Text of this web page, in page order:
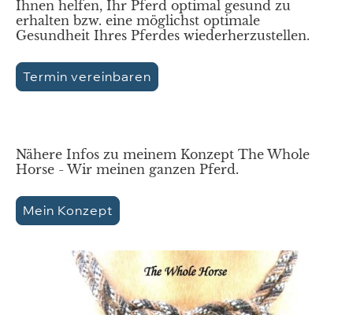
Ihnen helfen, Ihr Pferd optimal gesund zu
erhalten bzw. eine möglichst optimale
Gesundheit Ihres Pferdes wiederherzustellen.
Termin vereinbaren
Nähere Infos zu meinem Konzept The Whole
Horse - Wir meinen ganzen Pferd.
Mein Konzept